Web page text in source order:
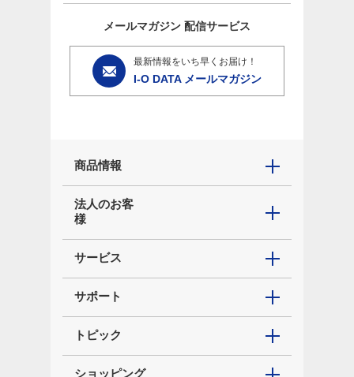
メールマガジン 配信サービス
最新情報をいち早くお届け！
I-O DATA メールマガジン
商品情報
法人のお客
様
サービス
サポート
トピック
ショッピング